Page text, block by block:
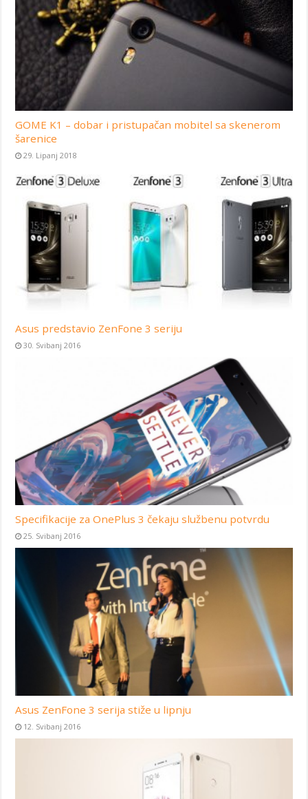
GOME K1 – dobar i pristupačan mobitel sa skenerom
šarenice
29. Lipanj 2018
Asus predstavio ZenFone 3 seriju
30. Svibanj 2016
Specifikacije za OnePlus 3 čekaju službenu potvrdu
25. Svibanj 2016
Asus ZenFone 3 serija stiže u lipnju
12. Svibanj 2016